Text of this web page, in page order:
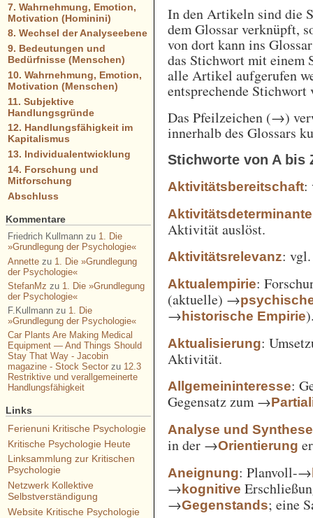
In den Artikeln sind die
dem Glossar verknüpft,
von dort kann ins
das Stichwort mit einem
alle Artikel aufgerufen
entsprechende Stichwort
Das Pfeilzeichen (→)
innerhalb des Glossars
Stichworte von A bis
Aktivitätsbereitschaft:
Aktivitätsdeterminante
Aktivität auslöst.
Aktivitätsrelevanz:
Aktualempirie:
(aktuelle) →
→historische Empirie
Aktualisierung:
Aktivität.
Allgemeininteresse:
Gegensatz zum →
Analyse und Synthese
in der →Orientierung
Aneignung: Planvoll-→
→kognitive
→Gegenstands; eine
7. Wahrnehmung, Emotion,
Motivation (Hominini)
8. Wechsel der Analyseebene
9. Bedeutungen und
Bedürfnisse (Menschen)
10. Wahrnehmung, Emotion,
Motivation (Menschen)
11. Subjektive
Handlungsgründe
12. Handlungsfähigkeit im
Kapitalismus
13. Individualentwicklung
14. Forschung und
Mitforschung
Abschluss
Kommentare
Friedrich Kullmannzu 1. Die
»Grundlegung der Psychologie«
Annettezu 1. Die »Grundlegung
der Psychologie«
StefanMz zu 1. Die »Grundlegung
der Psychologie«
F.Kullmannzu 1. Die
»Grundlegung der Psychologie«
Car Plants Are Making Medical
Equipment — And Things Should
Stay That Way - Jacobin
magazine - Stock Sectorzu 12.3
Restriktive und verallgemeinerte
Handlungsfähigkeit
Links
Ferienuni Kritische Psychologie
Kritische Psychologie Heute
Linksammlung zur Kritischen
Psychologie
Netzwerk Kollektive
Selbstverständigung
Website Kritische Psychologie